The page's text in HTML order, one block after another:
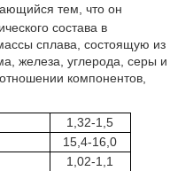
тем, что он
состава в
сплава, состоящую из
железа, углерода, серы и
компонентов,
1,32-1,5
15,4-16,0
1,02-1,1